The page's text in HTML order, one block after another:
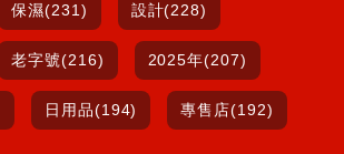
保濕(231) 設計(228)
老字號(216) 2025年(207)
日用品(194) 專售店(192)